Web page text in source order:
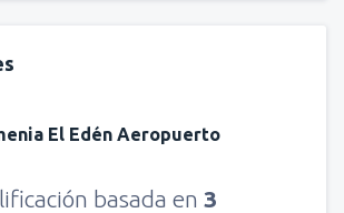
El Edén Aeropuerto
basada en 3